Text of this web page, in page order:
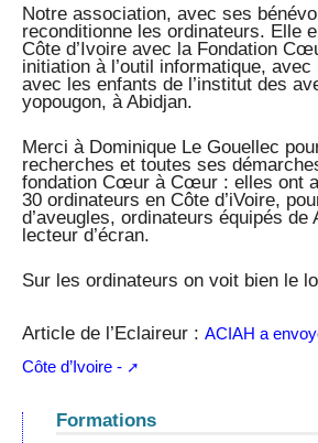
Notre association, avec ses
reconditionne les ordinateurs. Elle
Côte d’Ivoire avec la Fondation
initiation à l’outil informatique, avec
avec les enfants de l’institut des
yopougon, à Abidjan.
Merci à Dominique Le Gouellec
recherches et toutes ses
fondation Cœur à Cœur : elles ont
30 ordinateurs en Côte d’iVoire,
d’aveugles, ordinateurs équipés de
lecteur d’écran.
Sur les ordinateurs on voit bien le
Article de l’Eclaireur : ACIAH a
Côte d’Ivoire -
Formations